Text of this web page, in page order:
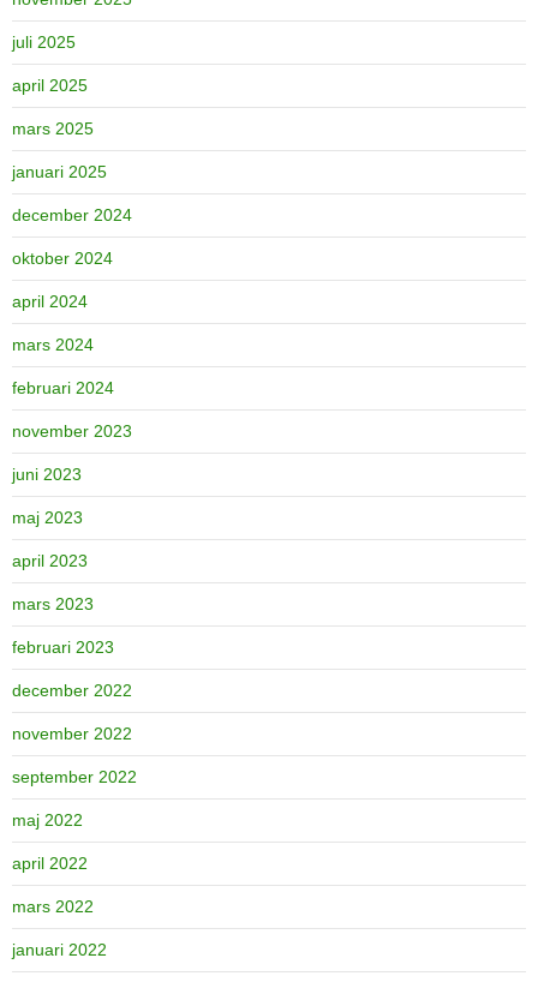
juli 2025
april 2025
mars 2025
januari 2025
december 2024
oktober 2024
april 2024
mars 2024
februari 2024
november 2023
juni 2023
maj 2023
april 2023
mars 2023
februari 2023
december 2022
november 2022
september 2022
maj 2022
april 2022
mars 2022
januari 2022